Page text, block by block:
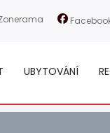
UBYTOVÁNÍ